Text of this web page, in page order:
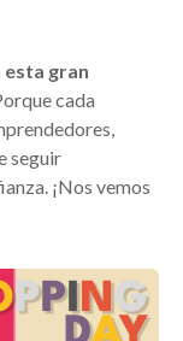
esta gran
cada
seguir
¡Nos vemos